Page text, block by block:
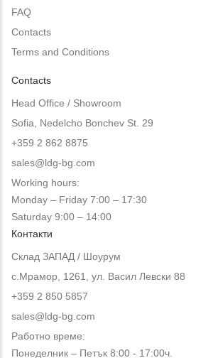
FAQ
Contacts
Terms and Conditions
Contacts
Head Office / Showroom
Sofia, Nedelcho Bonchev St. 29
+359 2 862 8875
sales@ldg-bg.com
Working hours:
Monday – Friday 7:00 – 17:30
Saturday 9:00 – 14:00
Контакти
Склад ЗАПАД / Шоурум
с.Мрамор, 1261, ул. Васил Левски 88
+359 2 850 5857
sales@ldg-bg.com
Работно време:
Понеделник – Петък 8:00 - 17:00ч.